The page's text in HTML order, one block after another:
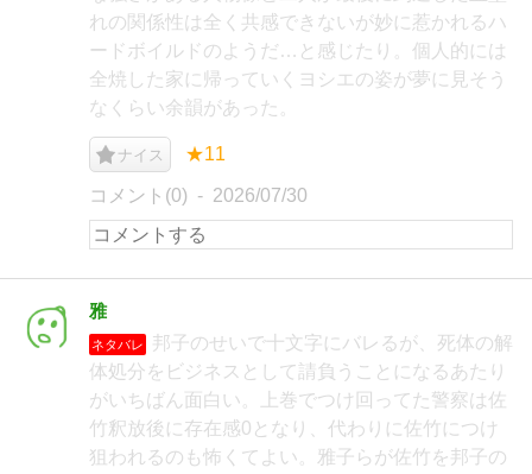
れの関係性は全く共感できないが妙に惹かれるハ
ードボイルドのようだ…と感じたり。個人的には
全焼した家に帰っていくヨシエの姿が夢に見そう
なくらい余韻があった。
ナイス ★11
コメント(0) 2026/07/30
雅
ネタバレ
邦子のせいで十文字にバレるが、死体の解
体処分をビジネスとして請負うことになるあたり
がいちばん面白い。上巻でつけ回ってた警察は佐
竹釈放後に存在感0となり、代わりに佐竹につけ
狙われるのも怖くてよい。雅子らが佐竹を邦子の